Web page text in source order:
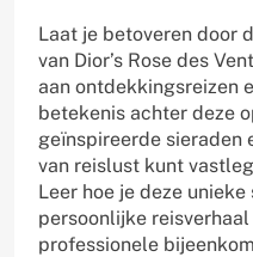
Laat je betoveren door
van Dior’s Rose des
aan ontdekkingsreizen
betekenis achter deze
geïnspireerde sieraden
van reislust kunt
Leer hoe je deze
persoonlijke
professionele